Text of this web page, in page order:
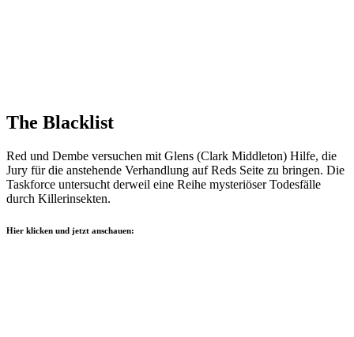
The Blacklist
Red und Dembe versuchen mit Glens (Clark Middleton) Hilfe, die
Jury für die anstehende Verhandlung auf Reds Seite zu bringen. Die
Taskforce untersucht derweil eine Reihe mysteriöser Todesfälle
durch Killerinsekten.
Hier klicken und jetzt anschauen: